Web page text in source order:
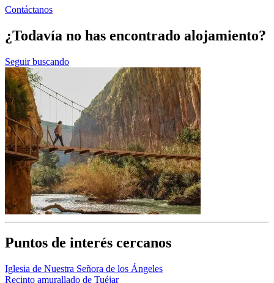
Contáctanos
¿Todavía no has encontrado alojamiento?
Seguir buscando
Puntos de interés cercanos
Iglesia de Nuestra Señora de los Ángeles
Recinto amurallado de Tuéjar